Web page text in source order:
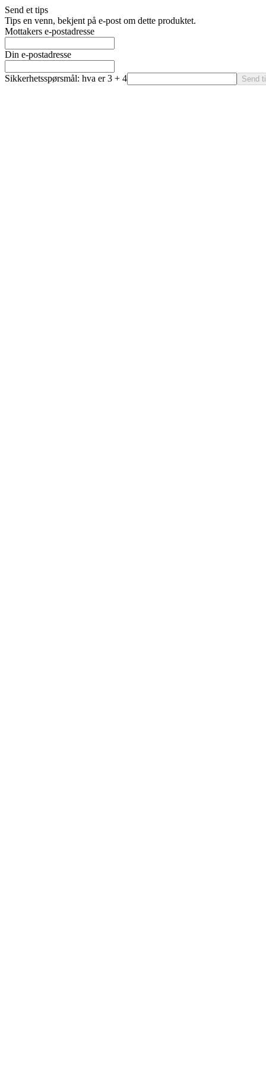
Send et tips
Tips en venn, bekjent på e-post om dette produktet.
Mottakers e-postadresse
Din e-postadresse
Sikkerhetsspørsmål: hva er 3 + 4